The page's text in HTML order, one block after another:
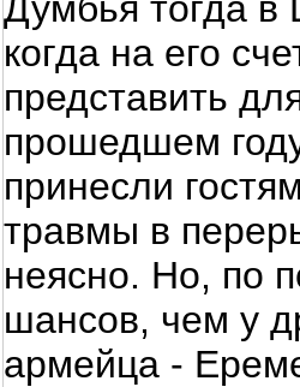
когда на его
представить
прошедшем
принесли
травмы в
неясно. Но, по
шансов, чем у
армейца -